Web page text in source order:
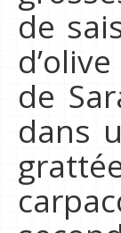
de
de
dans